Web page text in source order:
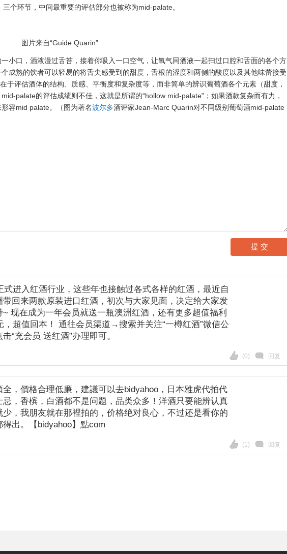
个环节，中间最重要的评估部分也被称为mid-palate。
图片来自“Guide Quarin”
小口，酒液漫过舌苔，接着你吸入一口空气，让氧气同酒液一起扫过口腔和舌面的各个方
成熟的饮者可以轻易的将舌尖感受到的甜度，舌根的涩度和两侧的酸度以及其他味蕾接受
评估酒体的结构、质感、平衡度和复杂度等，而非简单的辨识葡萄酒各个元素（甜度，
palate的评估成绩则不佳，这就是所谓的“hollow mid-palate”；如果酒款复杂而有力，
容mid palate。（图为著名波尔多酒评家Jean-Marc Quarin对不同级别葡萄酒mid-palate
提 交
进入红酒行业，这些年也接触过各式各样的红酒，最近自
回来两款原装进口红酒，初次与大家见面，决定给大家发
现在成为一年会员就送一瓶澳洲红酒，还有更多超值福利
，超值回本！ 通往会员渠道→搜索并关注“一樽红酒”微信公
“充会员 送红酒”办理即可。
(0) 回复
，價格合理低廉，建議可以去bidyahoo，日本雅虎代拍代
，香槟，白酒都不是问题，品类众多！洋酒只要能辨认真
，我朋友就在那裡拍的，价格绝对良心，不过还是看你的
出。【bidyahoo】點com
(1) 回复